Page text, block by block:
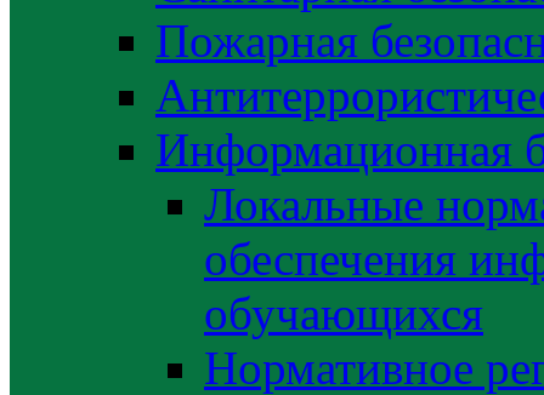
Пожарная
Информационная
Локальные
обеспечения
обучающихся
Нормативное